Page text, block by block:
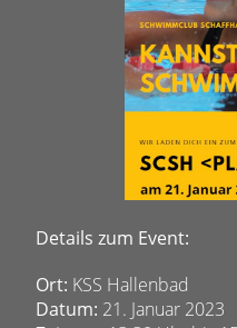
Details zum Event:
Ort: KSS Hallenbad
Datum: 21. Januar 2023